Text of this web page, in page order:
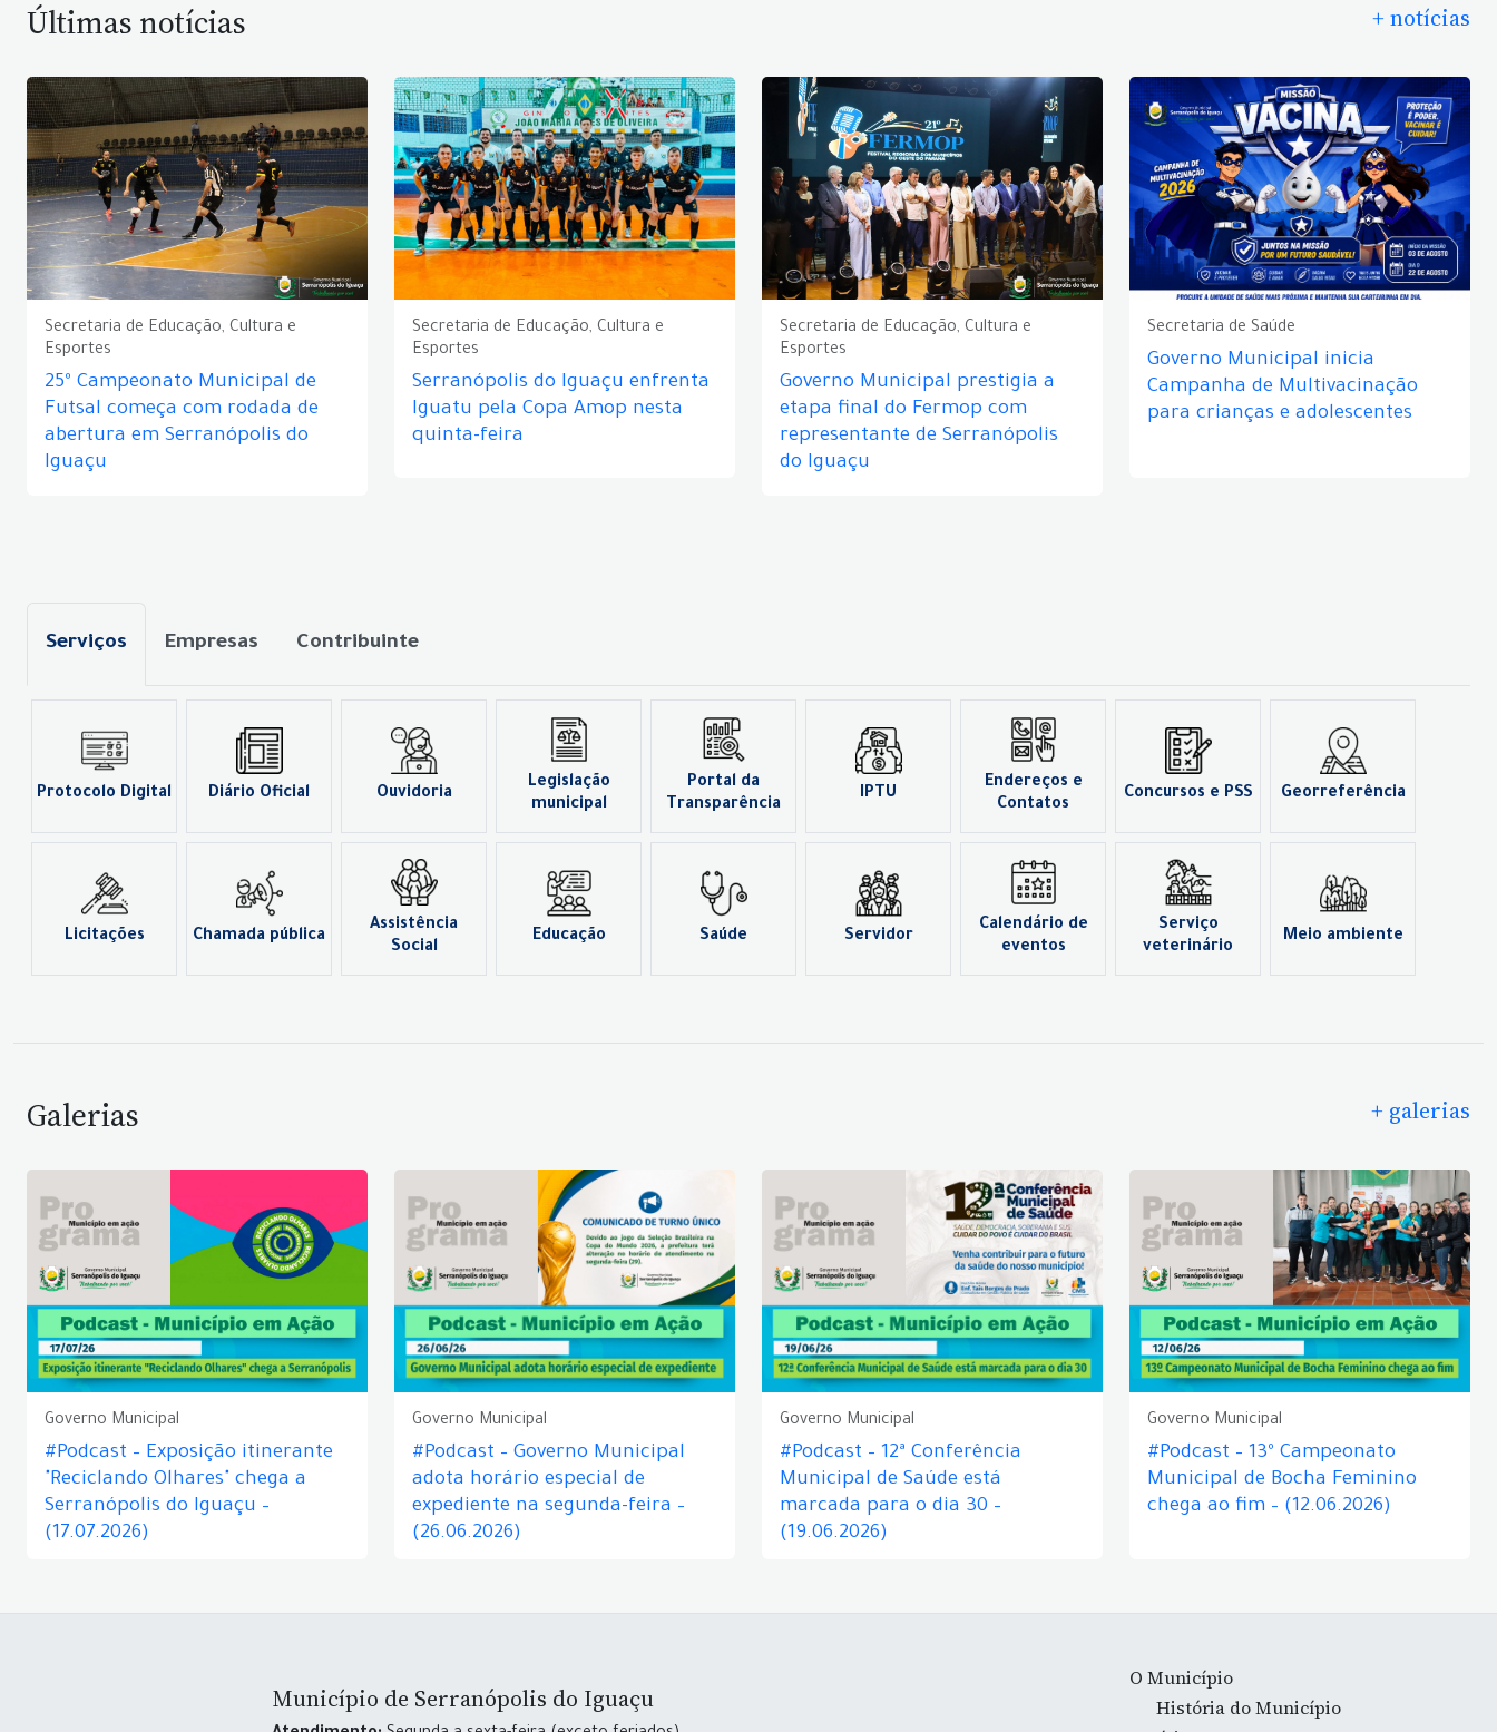
Últimas notícias + notícias
Secretaria de Educação, Cultura e
Esportes
25º Campeonato Municipal de
Futsal começa com rodada de
abertura em Serranópolis do
Iguaçu
Secretaria de Educação, Cultura e
Esportes
Serranópolis do Iguaçu enfrenta
Iguatu pela Copa Amop nesta
quinta-feira
Secretaria de Educação, Cultura e
Esportes
Governo Municipal prestigia a
etapa final do Fermop com
representante de Serranópolis
do Iguaçu
Secretaria de Saúde
Governo Municipal inicia
Campanha de Multivacinação
para crianças e adolescentes
Serviços Empresas Contribuinte
Protocolo Digital Diário Oficial Ouvidoria
Legislação
municipal
Portal da
Transparência
IPTU
Endereços e
Contatos
Concursos e PSS Georreferência
Licitações Chamada pública
Assistência
Social
Educação Saúde Servidor
Calendário de
eventos
Serviço
veterinário
Meio ambiente
Galerias + galerias
Governo Municipal
#Podcast – Exposição itinerante
"Reciclando Olhares" chega a
Serranópolis do Iguaçu –
(17.07.2026)
Governo Municipal
#Podcast – Governo Municipal
adota horário especial de
expediente na segunda-feira –
(26.06.2026)
Governo Municipal
#Podcast – 12ª Conferência
Municipal de Saúde está
marcada para o dia 30 –
(19.06.2026)
Governo Municipal
#Podcast – 13º Campeonato
Municipal de Bocha Feminino
chega ao fim – (12.06.2026)
Município de Serranópolis do Iguaçu
O Município
História do Município